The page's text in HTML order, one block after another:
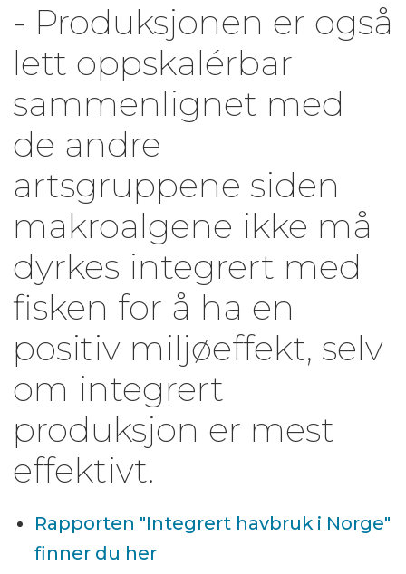
- Produksjonen er også
lett oppskalérbar
sammenlignet med
de andre
artsgruppene siden
makroalgene ikke må
dyrkes integrert med
fisken for å ha en
positiv miljøeffekt, selv
om integrert
produksjon er mest
effektivt.
Rapporten "Integrert havbruk i Norge"
finner du her